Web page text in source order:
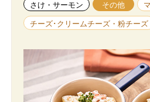
さけ・サーモン その他
チーズ･クリームチーズ・粉チーズ